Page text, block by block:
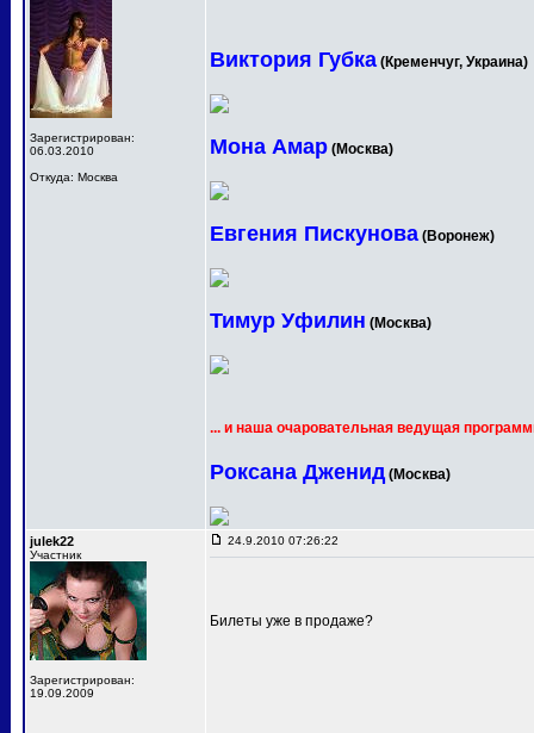
Зарегистрирован:
06.03.2010
Откуда: Москва
Виктория Губка (Кременчуг, Украина)
Мона Амар (Москва)
Евгения Пискунова (Воронеж)
Тимур Уфилин (Москва)
... и наша очаровательная ведущая
Роксана Дженид (Москва)
julek22
Участник
Зарегистрирован:
19.09.2009
24.9.2010 07:26:22
Билеты уже в продаже?